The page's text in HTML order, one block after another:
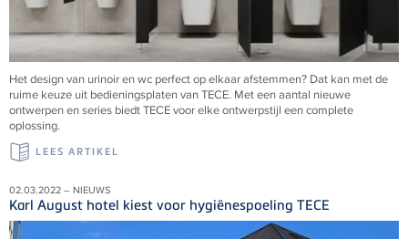
Het design van urinoir en wc perfect op elkaar afstemmen? Dat kan met de
ruime keuze uit bedieningsplaten van TECE. Met een aantal nieuwe
ontwerpen en series biedt TECE voor elke ontwerpstijl een complete
oplossing.
LEES ARTIKEL
02.03.2022 – NIEUWS
Karl August hotel kiest voor hygiënespoeling TECE